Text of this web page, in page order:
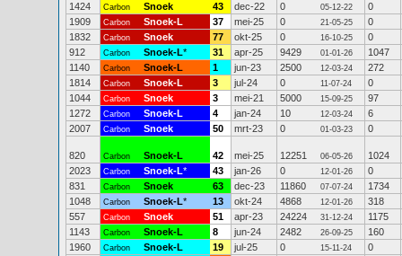
1424
Carbon Snoek 43 dec-22 0 05-12-22
0
1909
Carbon Snoek-L 37 mei-25 0 21-05-25
0
1832
Carbon Snoek 77 okt-25 0 16-10-25
0
912
Carbon Snoek-L* 31 apr-25 9429 01-01-26
1047
1140
Carbon Snoek-L 1 jun-23 2500 12-03-24
272
1814
Carbon Snoek-L 3 jul-24 0 11-07-24
0
1044
Carbon Snoek 3 mei-21 5000 15-09-25
97
1272
Carbon Snoek-L 4 jan-24 10 12-03-24
6
2007
Carbon Snoek 50 mrt-23 0 01-03-23 0
820 Carbon Snoek-L 42 mei-25 12251 06-05-26
1024
2023
Carbon Snoek-L* 43 jan-26 0 12-01-26
0
831
Carbon Snoek 63 dec-23 11860 07-07-24
1734
1048
Carbon Snoek-L* 13 okt-24 4868 12-01-26
318
557
Carbon Snoek 51 apr-23 24224 31-12-24
1175
1143
Carbon Snoek-L 8 jun-24 2482 26-09-25
160
1960
Carbon Snoek-L 19 jul-25 0 15-11-24
0